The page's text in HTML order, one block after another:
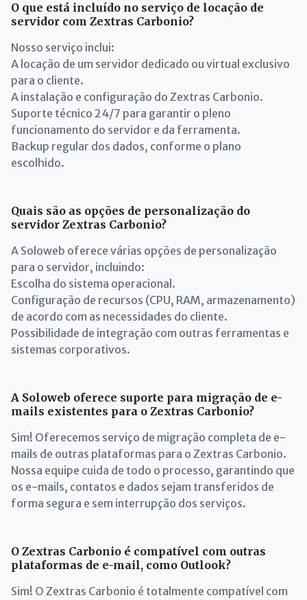
O que está incluído no serviço de locação de
servidor com Zextras Carbonio?
Nosso serviço inclui:
A locação de um servidor dedicado ou virtual exclusivo
para o cliente.
A instalação e configuração do Zextras Carbonio.
Suporte técnico 24/7 para garantir o pleno
funcionamento do servidor e da ferramenta.
Backup regular dos dados, conforme o plano
escolhido.
Quais são as opções de personalização do
servidor Zextras Carbonio?
A Soloweb oferece várias opções de personalização
para o servidor, incluindo:
Escolha do sistema operacional.
Configuração de recursos (CPU, RAM, armazenamento)
de acordo com as necessidades do cliente.
Possibilidade de integração com outras ferramentas e
sistemas corporativos.
A Soloweb oferece suporte para migração de e-
mails existentes para o Zextras Carbonio?
Sim! Oferecemos serviço de migração completa de e-
mails de outras plataformas para o Zextras Carbonio.
Nossa equipe cuida de todo o processo, garantindo que
os e-mails, contatos e dados sejam transferidos de
forma segura e sem interrupção dos serviços.
O Zextras Carbonio é compatível com outras
plataformas de e-mail, como Outlook?
Sim! O Zextras Carbonio é totalmente compatível com